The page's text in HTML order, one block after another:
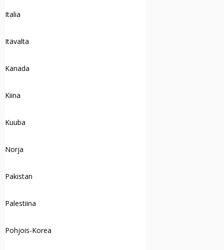
Italia
Itävalta
Kanada
Kiina
Kuuba
Norja
Pakistan
Palestiina
Pohjois-Korea